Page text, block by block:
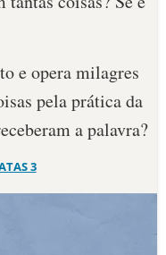
e opera milagres
pela prática da
a palavra?
3